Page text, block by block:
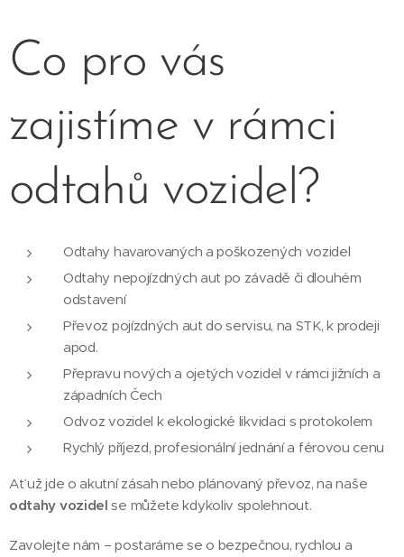
Co pro vás
zajistíme v rámci
odtahů vozidel?
Odtahy havarovaných a poškozených vozidel
Odtahy nepojízdných aut po závadě či dlouhém
odstavení
Převoz pojízdných aut do servisu, na STK, k prodeji
apod.
Přepravu nových a ojetých vozidel v rámci jižních a
západních Čech
Odvoz vozidel k ekologické likvidaci s protokolem
Rychlý příjezd, profesionální jednání a férovou cenu
Ať už jde o akutní zásah nebo plánovaný převoz, na naše
odtahy vozidelse můžete kdykoliv spolehnout.
Zavolejte nám – postaráme se o bezpečnou, rychlou a